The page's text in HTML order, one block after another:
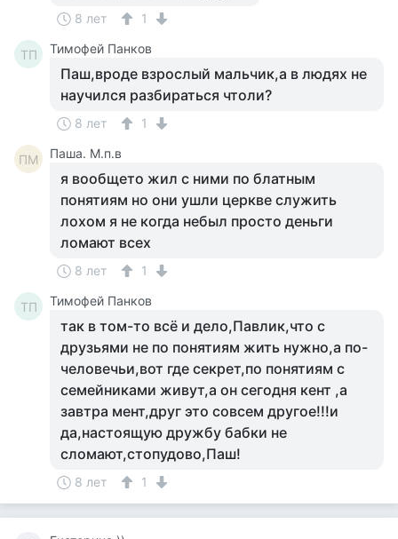
8 лет 1
ТП Тимофей Панков
Паш,вроде взрослый мальчик,а в людях не
научился разбираться чтоли?
8 лет 1
ПМ Паша. М.п.в
я вообщето жил с ними по блатным
понятиям но они ушли церкве служить
лохом я не когда небыл просто деньги
ломают всех
8 лет 1
ТП Тимофей Панков
так в том-то всё и дело,Павлик,что с
друзьями не по понятиям жить нужно,а по-
человечьи,вот где секрет,по понятиям с
семейниками живут,а он сегодня кент ,а
завтра мент,друг это совсем другое!!!и
да,настоящую дружбу бабки не
сломают,стопудово,Паш!
8 лет 1